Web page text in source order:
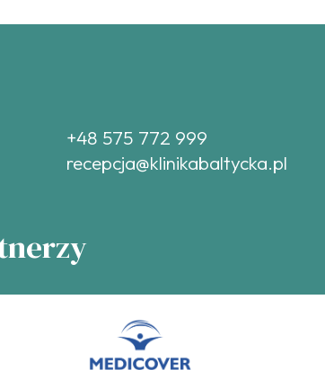
+48 575 772 999
recepcja@klinikabaltycka.pl